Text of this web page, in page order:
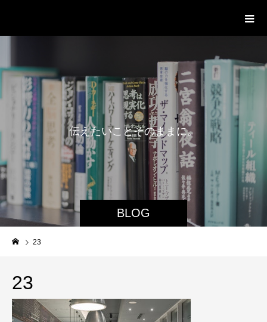
BLOG
伝えたいこ とそのま ま に。
23
23